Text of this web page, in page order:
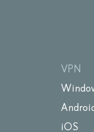
VPN
iOS